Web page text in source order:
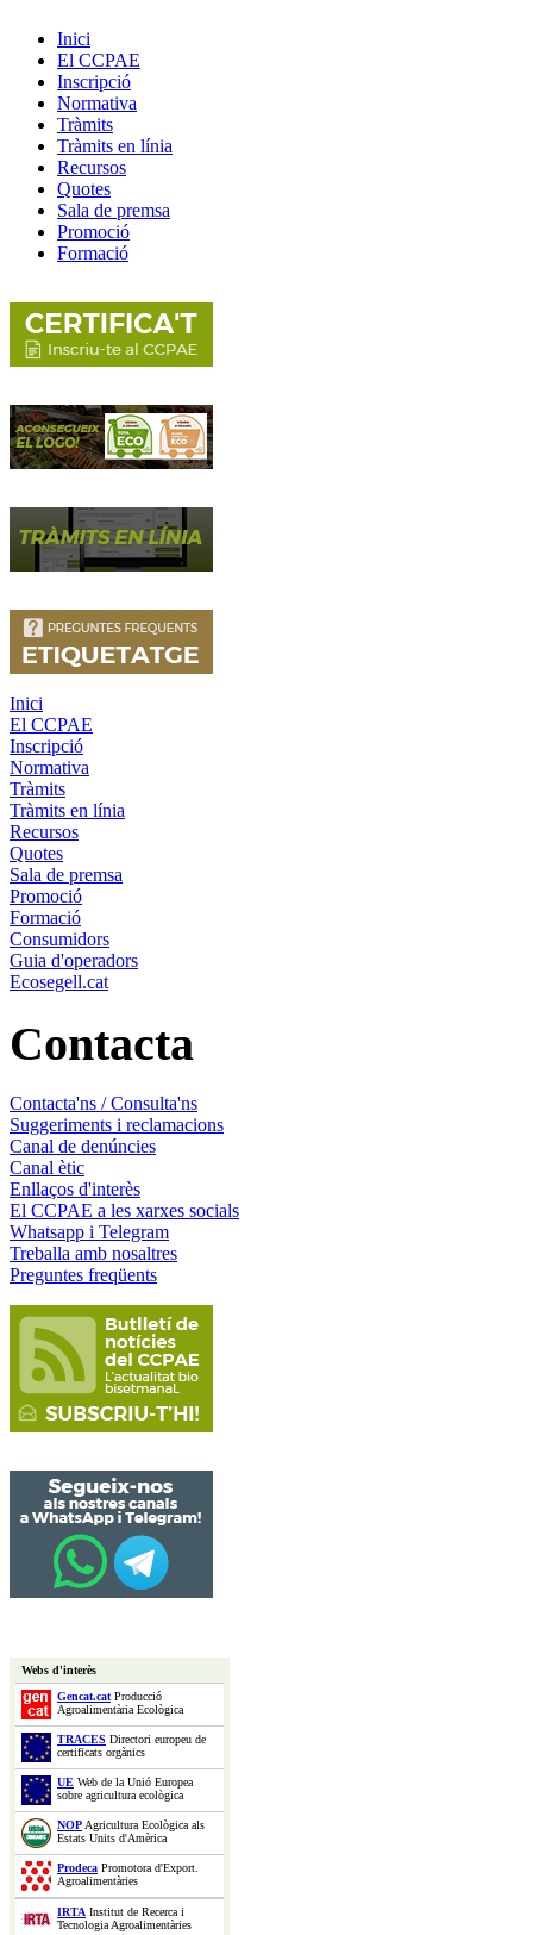
Inici
El CCPAE
Inscripció
Normativa
Tràmits
Tràmits en línia
Recursos
Quotes
Sala de premsa
Promoció
Formació
Inici
El CCPAE
Inscripció
Normativa
Tràmits
Tràmits en línia
Recursos
Quotes
Sala de premsa
Promoció
Formació
Consumidors
Guia d'operadors
Ecosegell.cat
Contacta
Contacta'ns / Consulta'ns
Suggeriments i reclamacions
Canal de denúncies
Canal ètic
Enllaços d'interès
El CCPAE a les xarxes socials
Whatsapp i Telegram
Treballa amb nosaltres
Preguntes freqüents
Webs d'interès
Gencat.catProducció
Agroalimentària Ecològica
TRACES Directori europeu de
certificats orgànics
UE Web de la Unió Europea
sobre agricultura ecològica
NOPAgricultura Ecològica als
Estats Units d'Amèrica
Prodeca Promotora d'Export.
Agroalimentàries
IRTA Institut de Recerca i
Tecnologia Agroalimentàries